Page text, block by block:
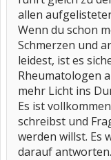
allen
Wenn du schon
Schmerzen und
leidest, ist es
Rheumatologen
mehr Licht ins
Es ist
schreibst und
werden willst. Es
darauf